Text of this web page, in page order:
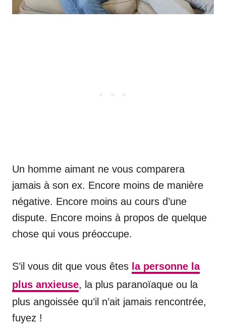
Un homme aimant ne vous comparera
jamais à son ex. Encore moins de manière
négative. Encore moins au cours d’une
dispute. Encore moins à propos de quelque
chose qui vous préoccupe.
S’il vous dit que vous êtes la personne la
plus anxieuse, la plus paranoïaque ou la
plus angoissée qu’il n’ait jamais rencontrée,
fuyez !